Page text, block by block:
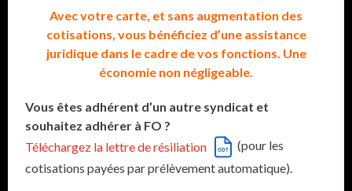
Avec votre carte, et sans augmentation des
cotisations, vous bénéficiez d’une assistance
juridique dans le cadre de vos fonctions. Une
économie non négligeable.
Vous êtes adhérent d’un autre syndicat et
souhaitez adhérer à FO ?
Téléchargez la lettre de résiliation
(pour les
cotisations payées par prélèvement automatique).